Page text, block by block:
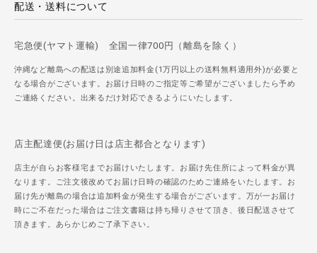
配送・送料について
宅急便(ヤマト運輸) 全国一律700円（離島を除く）
沖縄など離島への配送は別途追加料金(1万円以上の送料無料適用外)が必要と
なる場合がございます。お届け日時のご指定等ご希望がございましたら予め
ご連絡ください。出来るだけ対応できるようにいたします。
店主配達便(お届け日は店主都合となります)
店主が自らお客様宅までお届けいたします。お届け先住所によって料金が異
なります。ご注文後改めてお届け日時の確認のためご連絡をいたします。お
届け先が離島の場合は追加料金が発生する場合がございます。万が一お届け
時にご不在だった場合はご注文書籍は持ち帰りさせて頂き、後日配送させて
頂きます。あらかじめご了承下さい。